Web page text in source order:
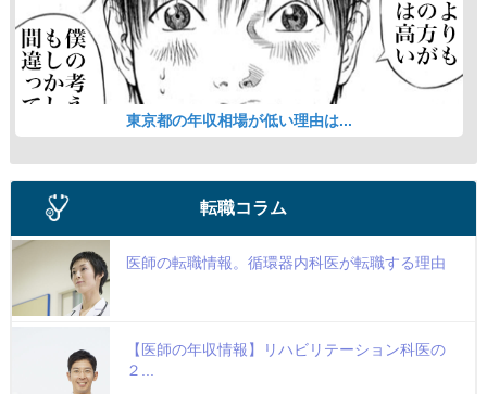
東京都の年収相場が低い理由は...
転職コラム
医師の転職情報。循環器内科医が転職する理由
【医師の年収情報】リハビリテーション科医の
２...